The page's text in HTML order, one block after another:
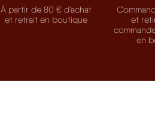
À partir de 80 € d’achat
et retrait en boutique
et
en